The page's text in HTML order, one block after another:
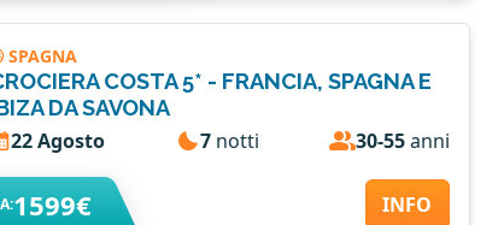
SPAGNA
COSTA 5* - FRANCIA, SPAGNA E
DA SAVONA
22 Agosto 7notti 30-55anni
1599€ INFO